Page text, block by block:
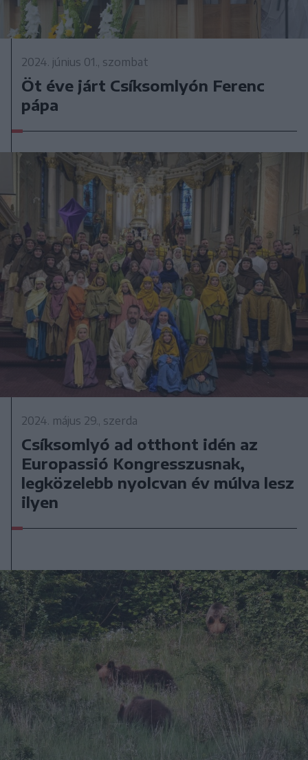
2024. június 01., szombat
Öt éve járt Csíksomlyón Ferenc
pápa
2024. május 29., szerda
Csíksomlyó ad otthont idén az
Europassió Kongresszusnak,
legközelebb nyolcvan év múlva lesz
ilyen